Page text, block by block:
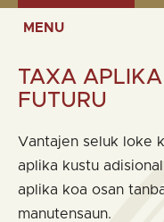
MENU
TAXA
FUTURU
Vantajen seluk loke
aplika kustu
aplika koa osan
manutensaun.